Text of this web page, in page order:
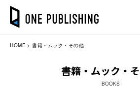
HOME 書籍・ムック・その他
書籍・ムック・
BOOKS